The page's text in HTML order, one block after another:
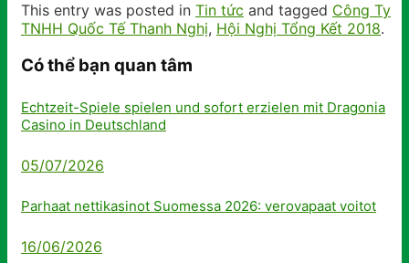
This entry was posted in Tin tức and tagged Công Ty
TNHH Quốc Tế Thanh Nghị, Hội Nghị Tổng Kết 2018.
Có thể bạn quan tâm
Echtzeit-Spiele spielen und sofort erzielen mit Dragonia
Casino in Deutschland
05/07/2026
Parhaat nettikasinot Suomessa 2026: verovapaat voitot
16/06/2026